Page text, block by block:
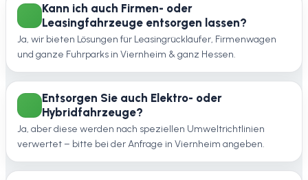
Kann ich auch Firmen- oder
Leasingfahrzeuge entsorgen lassen?
Ja, wir bieten Lösungen für Leasingrückläufer, Firmenwagen
und ganze Fuhrparks in Viernheim & ganz Hessen.
Entsorgen Sie auch Elektro- oder
Hybridfahrzeuge?
Ja, aber diese werden nach speziellen Umweltrichtlinien
verwertet – bitte bei der Anfrage in Viernheim angeben.